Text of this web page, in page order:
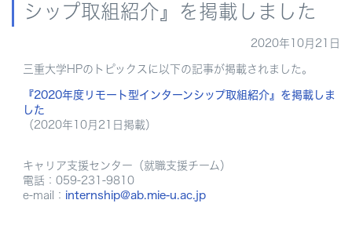
シップ取組紹介』を掲載しました
2020年10月21日
三重大学HPのトピックスに以下の記事が掲載されました。
『2020年度リモート型インターンシップ取組紹介』を掲載しま
した
（2020年10月21日掲載）
キャリア支援センター（就職支援チーム）
電話：059-231-9810
e-mail： internship@ab.mie-u.ac.jp